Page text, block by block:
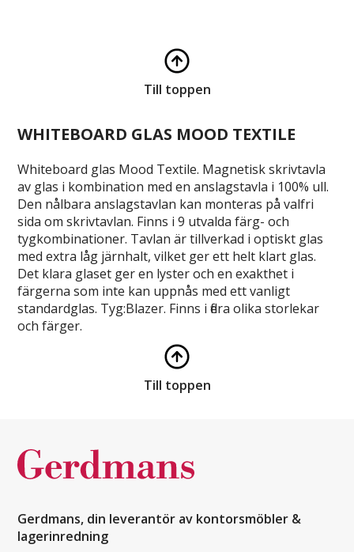
Till toppen
WHITEBOARD GLAS MOOD TEXTILE
Whiteboard glas Mood Textile. Magnetisk skrivtavla
av glas i kombination med en anslagstavla i 100% ull.
Den nålbara anslagstavlan kan monteras på valfri
sida om skrivtavlan. Finns i 9 utvalda färg- och
tygkombinationer. Tavlan är tillverkad i optiskt glas
med extra låg järnhalt, vilket ger ett helt klart glas.
Det klara glaset ger en lyster och en exakthet i
färgerna som inte kan uppnås med ett vanligt
standardglas. Tyg:Blazer. Finns i flera olika storlekar
och färger.
Till toppen
Gerdmans, din leverantör av kontorsmöbler &
lagerinredning